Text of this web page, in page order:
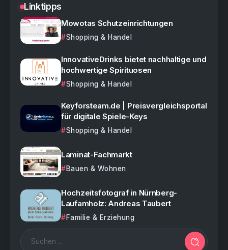
Linktipps
Mowotas Schutzeinrichtungen
Shopping & Handel
InnovativeDrinks bietet nachhaltige und
hochwertige Spirituosen
Shopping & Handel
Keyforsteam.de | Preisvergleichsportal
für digitale Spiele-Keys
Shopping & Handel
Laminat-Fachmarkt
Bauen & Wohnen
Hochzeitsfotograf in Nürnberg-
Laufamholz: Andreas Taubert
Familie & Erziehung